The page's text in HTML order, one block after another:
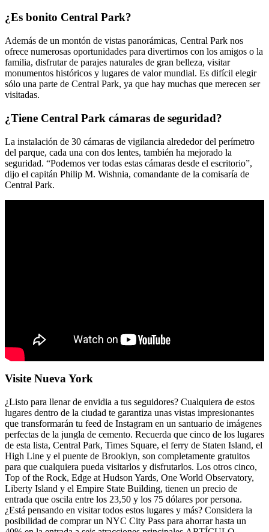
¿Es bonito Central Park?
Además de un montón de vistas panorámicas, Central Park nos
ofrece numerosas oportunidades para divertirnos con los amigos o la
familia, disfrutar de parajes naturales de gran belleza, visitar
monumentos históricos y lugares de valor mundial. Es difícil elegir
sólo una parte de Central Park, ya que hay muchas que merecen ser
visitadas.
¿Tiene Central Park cámaras de seguridad?
La instalación de 30 cámaras de vigilancia alrededor del perímetro
del parque, cada una con dos lentes, también ha mejorado la
seguridad. “Podemos ver todas estas cámaras desde el escritorio”,
dijo el capitán Philip M. Wishnia, comandante de la comisaría de
Central Park.
Visite Nueva York
¿Listo para llenar de envidia a tus seguidores? Cualquiera de estos
lugares dentro de la ciudad te garantiza unas vistas impresionantes
que transformarán tu feed de Instagram en un santuario de imágenes
perfectas de la jungla de cemento. Recuerda que cinco de los lugares
de esta lista, Central Park, Times Square, el ferry de Staten Island, el
High Line y el puente de Brooklyn, son completamente gratuitos
para que cualquiera pueda visitarlos y disfrutarlos. Los otros cinco,
Top of the Rock, Edge at Hudson Yards, One World Observatory,
Liberty Island y el Empire State Building, tienen un precio de
entrada que oscila entre los 23,50 y los 75 dólares por persona.
¿Está pensando en visitar todos estos lugares y más? Considera la
posibilidad de comprar un NYC City Pass para ahorrar hasta un